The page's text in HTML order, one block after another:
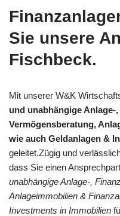
Sie unsere
Fischbeck.
Mit unserer W&K
und unabhängige Anlage-
Vermögensberatung,
wie auch Geldanlagen &
geleitet.Zügig und
dass Sie einen
unabhängige Anlage-,
Anlageimmobilien &
Investments in Immobilien